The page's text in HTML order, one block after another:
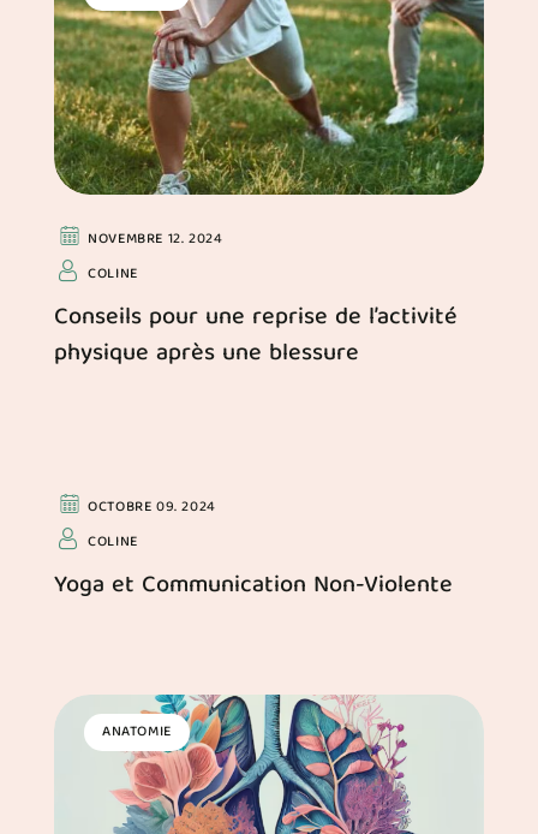
NOVEMBRE 12. 2024
COLINE
Conseils pour une reprise de l’activité
physique après une blessure
PHILOSOPHIE
OCTOBRE 09. 2024
COLINE
Yoga et Communication Non-Violente
ANATOMIE